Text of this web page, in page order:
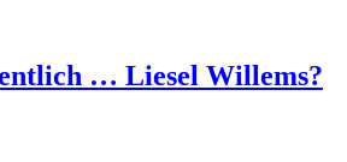
… Liesel Willems?